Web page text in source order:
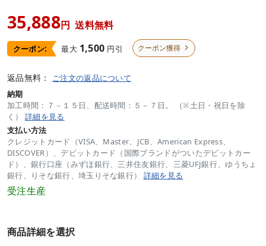
35,888円 送料無料
クーポン: 最大 1,500 円引 クーポン獲得 
返品無料： ご注文の返品について
納期
加工時間：７－１５日、配送時間：５－７日。 （※土日・祝日を除
く） 詳細を見る
支払い方法
クレジットカード（VISA、Master、JCB、American Express、
DISCOVER）、デビットカード（国際ブランドがついたデビットカー
ド）、銀行口座（みずほ銀行、三井住友銀行、三菱UFJ銀行、ゆうちょ
銀行、りそな銀行、埼玉りそな銀行） 詳細を見る
受注生産
商品詳細を選択